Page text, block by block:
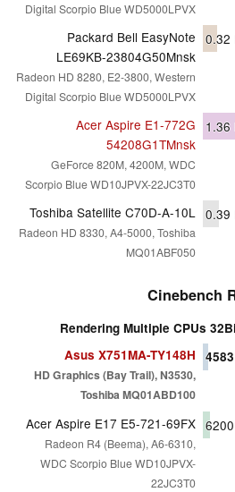
Digital Scorpio Blue WD5000LPVX
Packard Bell EasyNote
LE69KB-23804G50Mnsk
Radeon HD 8280, E2-3800, Western
Digital Scorpio Blue WD5000LPVX
0.32
Acer Aspire E1-772G
54208G1TMnsk
GeForce 820M, 4200M, WDC
Scorpio Blue WD10JPVX-22JC3T0
1.36
Toshiba Satellite C70D-A-10L
Radeon HD 8330, A4-5000, Toshiba
MQ01ABF050
0.39
Cinebench
Rendering Multiple CPUs
Asus X751MA-TY148H
HD Graphics (Bay Trail), N3530,
Toshiba MQ01ABD100
4583
Acer Aspire E17 E5-721-69FX
Radeon R4 (Beema), A6-6310,
WDC Scorpio Blue WD10JPVX-
22JC3T0
6200